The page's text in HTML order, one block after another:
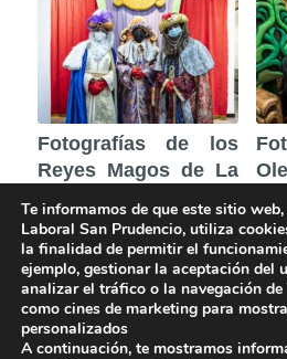
Fotografías de los
Reyes Magos de La
videollamada 2022
04/01/2022
27/
Te informamos de que este sitio
Laboral San Prudencio, utiliza
la finalidad de permitir el
ejemplo, gestionar la aceptación del
analizar el tráfico o la navegación
como cines de marketing para
personalizados
A continuación, te mostramos